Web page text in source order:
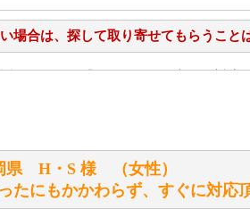
場合は、探して取り寄せてもらうこと
きますか？ ぬいぐるみのお手入れ方
ます。
県 H・S 様 （女性）
たにもかかわらず、すぐに対応